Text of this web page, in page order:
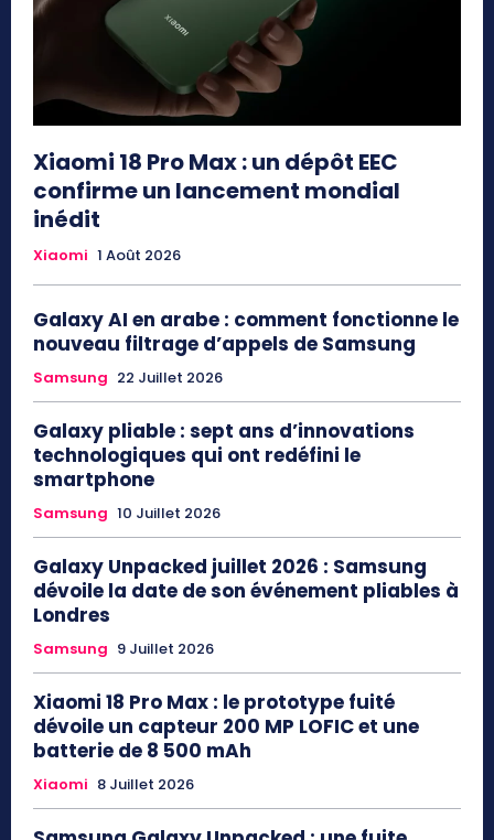
Xiaomi 18 Pro Max : un dépôt EEC
confirme un lancement mondial
inédit
Xiaomi 1 Août 2026
Galaxy AI en arabe : comment fonctionne le
nouveau filtrage d’appels de Samsung
Samsung 22 Juillet 2026
Galaxy pliable : sept ans d’innovations
technologiques qui ont redéfini le
smartphone
Samsung 10 Juillet 2026
Galaxy Unpacked juillet 2026 : Samsung
dévoile la date de son événement pliables à
Londres
Samsung 9 Juillet 2026
Xiaomi 18 Pro Max : le prototype fuité
dévoile un capteur 200 MP LOFIC et une
batterie de 8 500 mAh
Xiaomi 8 Juillet 2026